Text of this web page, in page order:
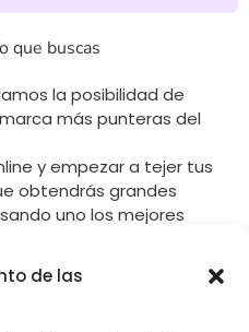
de las
que buscas
la posibilidad de
más punteras del
y empezar a tejer tus
obtendrás grandes
uno los mejores
pompones con lana, hilo,
y todos los colores que